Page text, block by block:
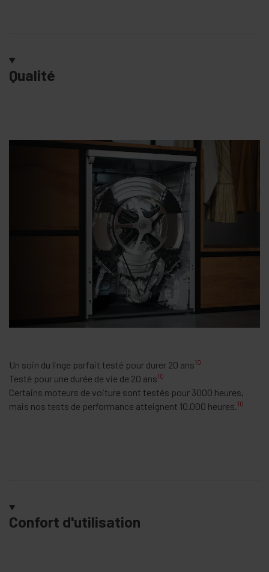
Qualité
Un soin du linge parfait testé pour durer 20 ans10
Testé pour une durée de vie de 20 ans10
Certains moteurs de voiture sont testés pour 3000 heures,
mais nos tests de performance atteignent 10.000 heures.10
Confort d'utilisation